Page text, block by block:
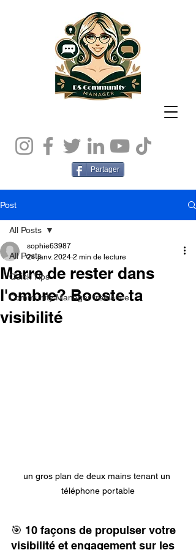
Partager
Post
All Posts
Quick Tips
Community Manager freelance
All Posts
Marre de rester dans
l'ombre? Booste ta
visibilité
sophie63987
24 janv. 2024 2 min de lecture
un gros plan de deux mains tenant un
téléphone portable
🎯 10 façons de propulser votre
visibilité et engagement sur les